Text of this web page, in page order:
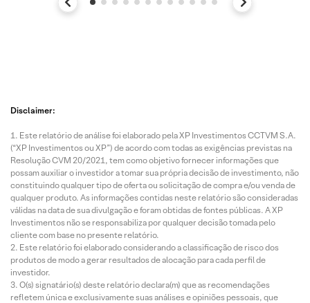
Disclaimer:
Este relatório de análise foi elaborado pela XP Investimentos CCTVM S.A.
(“XP Investimentos ou XP”) de acordo com todas as exigências previstas na
Resolução CVM 20/2021, tem como objetivo fornecer informações que
possam auxiliar o investidor a tomar sua própria decisão de investimento, não
constituindo qualquer tipo de oferta ou solicitação de compra e/ou venda de
qualquer produto. As informações contidas neste relatório são consideradas
válidas na data de sua divulgação e foram obtidas de fontes públicas. A XP
Investimentos não se responsabiliza por qualquer decisão tomada pelo
cliente com base no presente relatório.
Este relatório foi elaborado considerando a classificação de risco dos
produtos de modo a gerar resultados de alocação para cada perfil de
investidor.
O(s) signatário(s) deste relatório declara(m) que as recomendações
refletem única e exclusivamente suas análises e opiniões pessoais, que